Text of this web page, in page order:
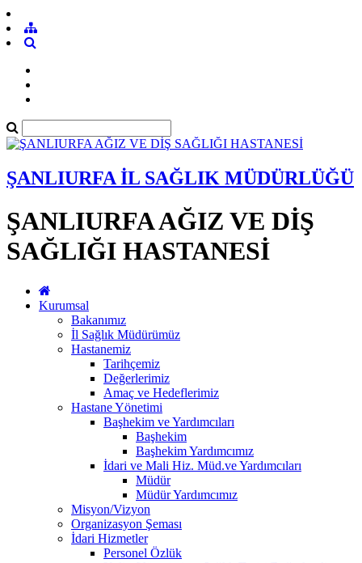
ŞANLIURFA İL SAĞLIK MÜDÜRLÜĞÜ
ŞANLIURFA AĞIZ VE DİŞ
SAĞLIĞI HASTANESİ
Kurumsal
Bakanımız
İl Sağlık Müdürümüz
Hastanemiz
Tarihçemiz
Değerlerimiz
Amaç ve Hedeflerimiz
Hastane Yönetimi
Başhekim ve Yardımcıları
Başhekim
Başhekim Yardımcımız
İdari ve Mali Hiz. Müd.ve Yardımcıları
Müdür
Müdür Yardımcımız
Misyon/Vizyon
Organizasyon Şeması
İdari Hizmetler
Personel Özlük